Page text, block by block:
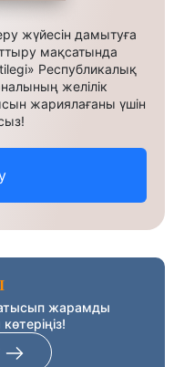
жүйесін дамытуға
мақсатында
Республикалық
желілік
жариялағаны үшін
жарамды